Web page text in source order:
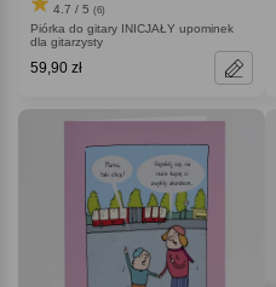
4.7 / 5 (6)
Piórka do gitary INICJAŁY upominek
dla gitarzysty
59,90 zł